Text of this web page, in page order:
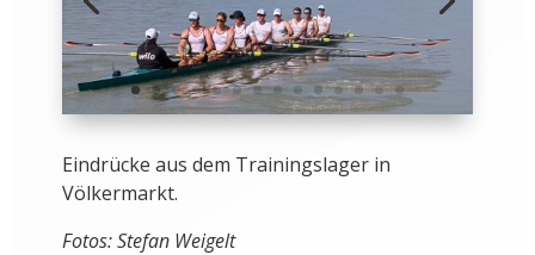
Eindrücke aus dem Trainingslager in
Völkermarkt.
Fotos: Stefan Weigelt